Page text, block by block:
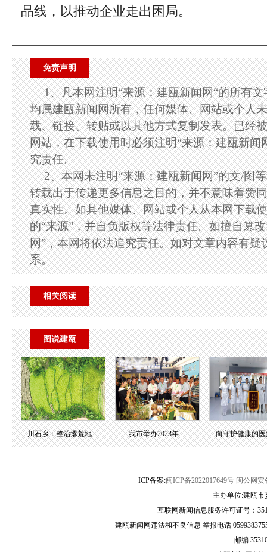
品线，以推动企业走出困局。
免责声明
1、凡本网注明“来源：建瓯新闻网“的所有
均属建瓯新闻网所有，任何媒体、网站或个人
载、链接、转贴或以其他方式复制发表。已经
网站，在下载使用时必须注明“来源：建瓯新闻
究责任。
2、本网未注明“来源：建瓯新闻网”的文/图
转载出于传递更多信息之目的，并不意味着赞
真实性。如其他媒体、网站或个人从本网下载
的“来源”，并自负版权等法律责任。如擅自篡
网”，本网将依法追究责任。如对文章内容有疑
系。
相关阅读
图说建瓯
川石乡：整治撂荒地 ... 我市举办2023年 ... 向守护健康的医
ICP备案:闽ICP备2022017649号 闽公网安
主办单位:建瓯
互联网新闻信息服务许可证号：
建瓯新闻网违法和不良信息 举报电话
邮编